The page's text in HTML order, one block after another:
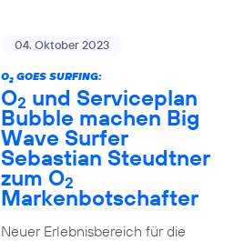
04. Oktober 2023
O2GOES SURFING:
O2 und Serviceplan
Bubble machen Big
Wave Surfer
Sebastian Steudtner
zum O2
Markenbotschafter
Neuer Erlebnisbereich für die